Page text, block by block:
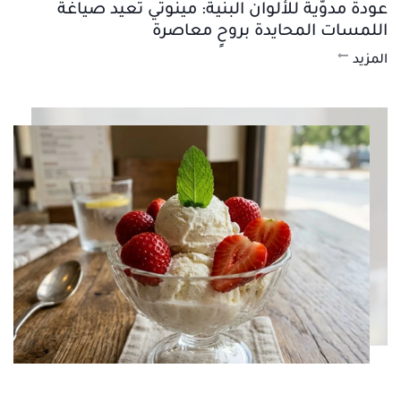
عودة مدوّية للألوان البنّية: مينوتي تعيد صياغة
اللمسات المحايدة بروحٍ معاصرة
المزيد